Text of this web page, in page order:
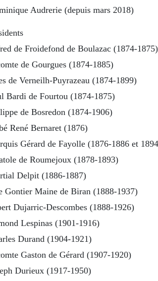
Audrerie (depuis mars 2018)
de Froidefond de Boulazac (1874-1875)
de Gourgues (1874-1885)
de Verneilh-Puyrazeau (1874-1899)
Bardi de Fourtou (1874-1875)
de Bosredon (1874-1906)
René Bernaret (1876)
Gérard de Fayolle (1876-1886 et
de Roumejoux (1878-1893)
Delpit (1886-1887)
Gontier Maine de Biran (1888-1937)
Dujarric-Descombes (1888-1926)
Lespinas (1901-1916)
Durand (1904-1921)
Gaston de Gérard (1907-1920)
Durieux (1917-1950)